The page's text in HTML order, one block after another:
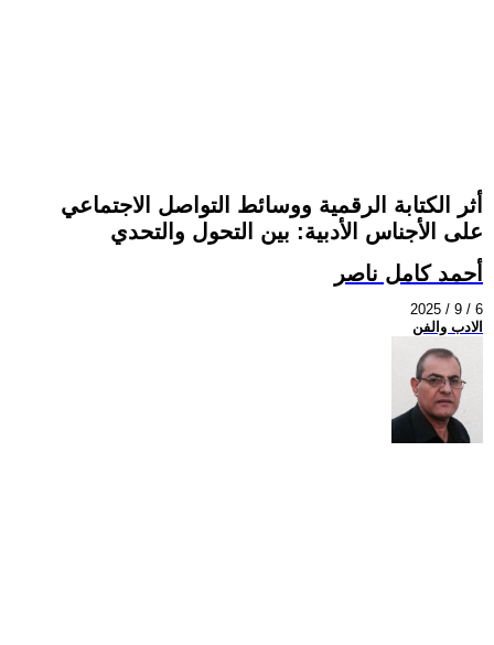
أثر الكتابة الرقمية ووسائط التواصل الاجتماعي
على الأجناس الأدبية: بين التحول والتحدي
أحمد كامل ناصر
2025 / 9 / 6
الادب والفن